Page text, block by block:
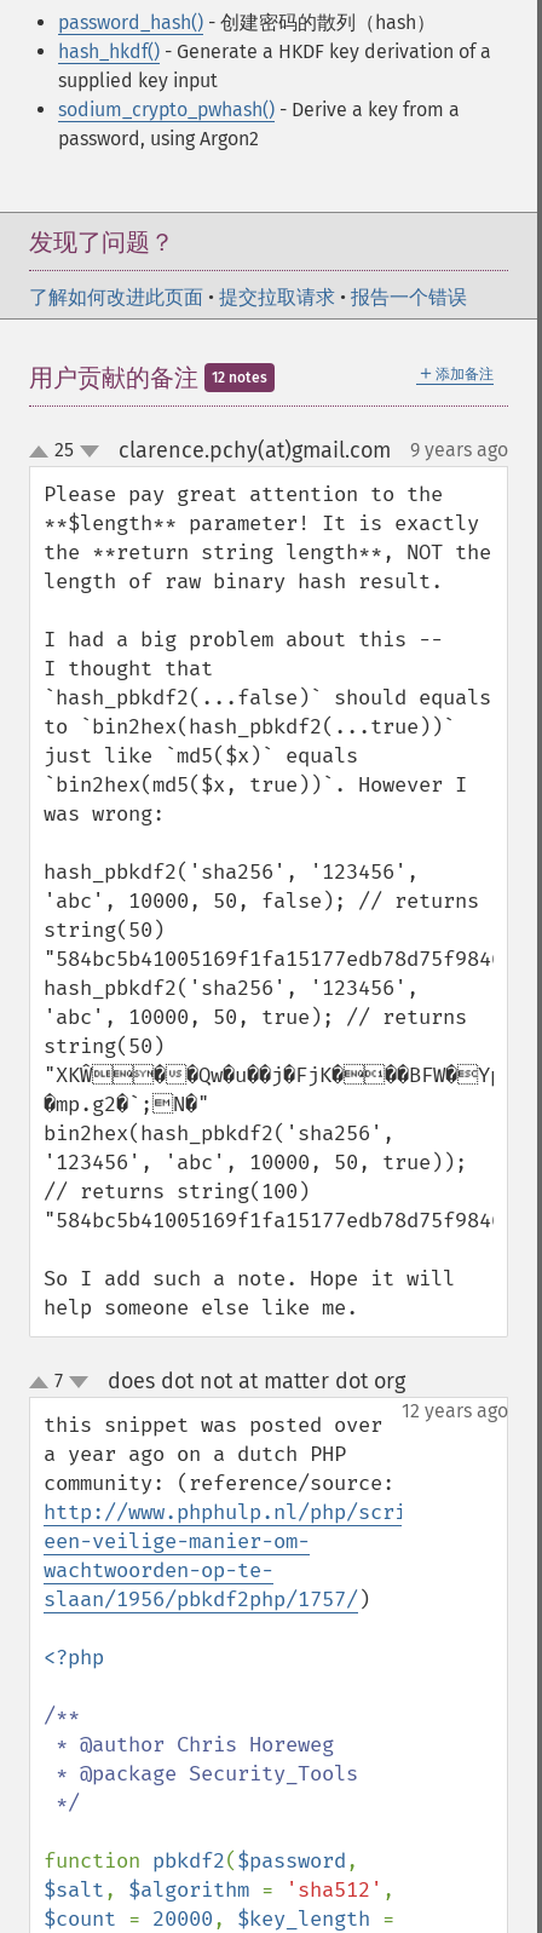
password_hash() - 创建密码的散列（hash）
hash_hkdf() - Generate a HKDF key derivation of a
supplied key input
sodium_crypto_pwhash() - Derive a key from a
password, using Argon2
发现了问题？
了解如何改进此页面 • 提交拉取请求 • 报告一个错误
＋ 添加备注
用户贡献的备注 12 notes
up
down
25 clarence.pchy(at)gmail.com 9 years ago
Please pay great attention to the
**$length** parameter! It is exactly
the **return string length**, NOT the
length of raw binary hash result.
I had a big problem about this --
I thought that
`hash_pbkdf2(...false)` should equals
to `bin2hex(hash_pbkdf2(...true))`
just like `md5($x)` equals
`bin2hex(md5($x, true))`. However I
was wrong:
hash_pbkdf2('sha256', '123456',
'abc', 10000, 50, false); // returns
string(50)
hash_pbkdf2('sha256', '123456',
'abc', 10000, 50, true); // returns
string(50)
"XKŴ��Qw�u��j�FjK���BFW�YpG
�mp.g2�`;N�"
bin2hex(hash_pbkdf2('sha256',
'123456', 'abc', 10000, 50, true));
// returns string(100)
So I add such a note. Hope it will
help someone else like me.
up
down
7 does dot not at matter dot org¶
12 years ago
this snippet was posted over
a year ago on a dutch PHP
http://www.phphulp.nl/php/script/
een-veilige-manier-om-
wachtwoorden-op-te-
slaan/1956/pbkdf2php/1757/ )
<?php
/**
function pbkdf2($password
$salt, $algorithm = 'sha512'
$count = 20000, $key_length